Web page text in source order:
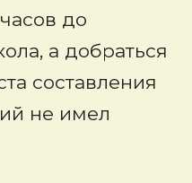
до
а добраться
составления
не имел